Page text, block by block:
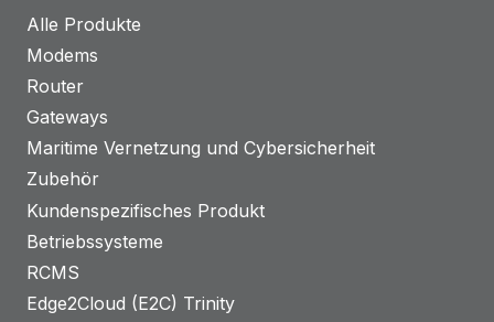
Alle Produkte
Modems
Router
Gateways
Maritime Vernetzung und Cybersicherheit
Zubehör
Kundenspezifisches Produkt
Betriebssysteme
RCMS
Edge2Cloud (E2C) Trinity